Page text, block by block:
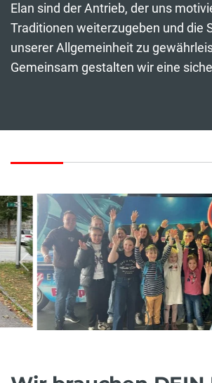
Elan sind der Antrieb, der uns
Traditionen weiterzugeben und die
unserer Allgemeinheit zu
Gemeinsam gestalten wir eine
vorherige